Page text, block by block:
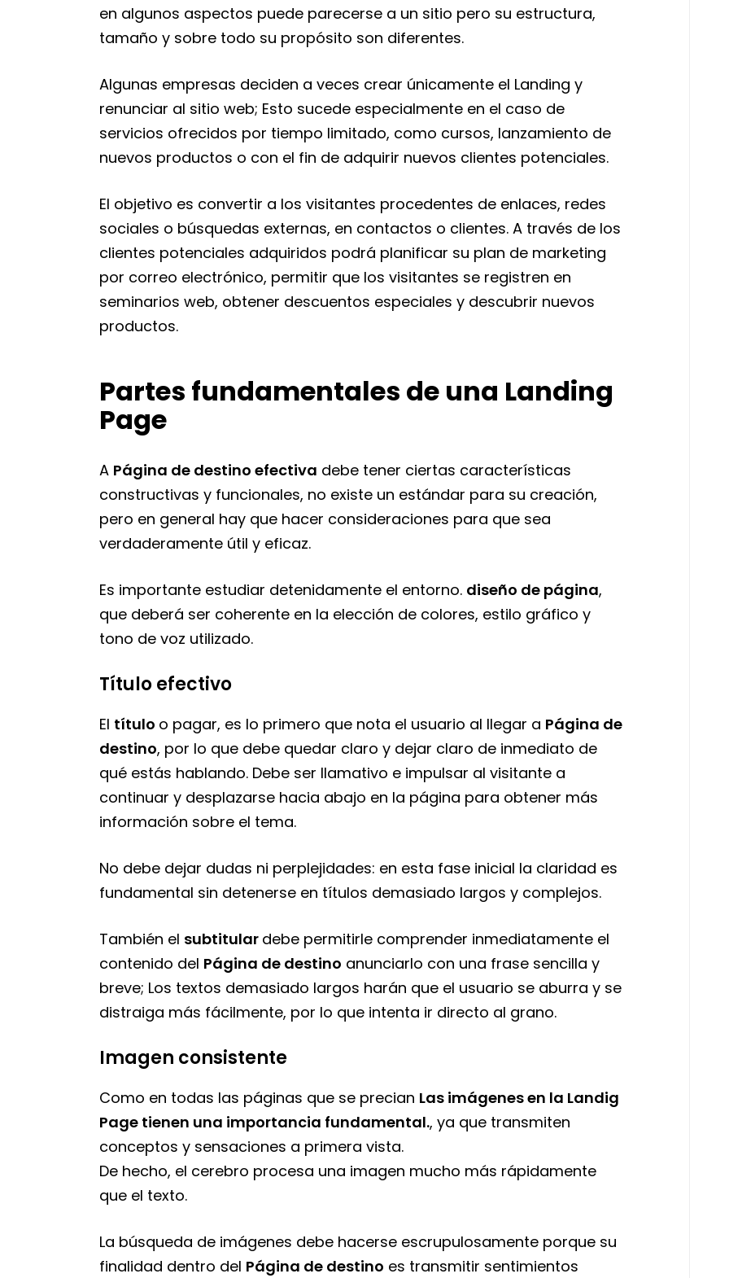
en algunos aspectos puede parecerse a un sitio pero su estructura,
tamaño y sobre todo su propósito son diferentes.
Algunas empresas deciden a veces crear únicamente el Landing y
renunciar al sitio web; Esto sucede especialmente en el caso de
servicios ofrecidos por tiempo limitado, como cursos, lanzamiento de
nuevos productos o con el fin de adquirir nuevos clientes potenciales.
El objetivo es convertir a los visitantes procedentes de enlaces, redes
sociales o búsquedas externas, en contactos o clientes. A través de los
clientes potenciales adquiridos podrá planificar su plan de marketing
por correo electrónico, permitir que los visitantes se registren en
seminarios web, obtener descuentos especiales y descubrir nuevos
productos.
Partes fundamentales de una Landing
Page
A Página de destino efectiva debe tener ciertas características
constructivas y funcionales, no existe un estándar para su creación,
pero en general hay que hacer consideraciones para que sea
verdaderamente útil y eficaz.
Es importante estudiar detenidamente el entorno. diseño de página,
que deberá ser coherente en la elección de colores, estilo gráfico y
tono de voz utilizado.
Título efectivo
El título o pagar, es lo primero que nota el usuario al llegar a Página de
destino, por lo que debe quedar claro y dejar claro de inmediato de
qué estás hablando. Debe ser llamativo e impulsar al visitante a
continuar y desplazarse hacia abajo en la página para obtener más
información sobre el tema.
No debe dejar dudas ni perplejidades: en esta fase inicial la claridad es
fundamental sin detenerse en títulos demasiado largos y complejos.
También el subtitular debe permitirle comprender inmediatamente el
contenido del Página de destino anunciarlo con una frase sencilla y
breve; Los textos demasiado largos harán que el usuario se aburra y se
distraiga más fácilmente, por lo que intenta ir directo al grano.
Imagen consistente
Como en todas las páginas que se precian Las imágenes en la Landig
Page tienen una importancia fundamental., ya que transmiten
conceptos y sensaciones a primera vista.
De hecho, el cerebro procesa una imagen mucho más rápidamente
que el texto.
La búsqueda de imágenes debe hacerse escrupulosamente porque su
finalidad dentro del Página de destino es transmitir sentimientos